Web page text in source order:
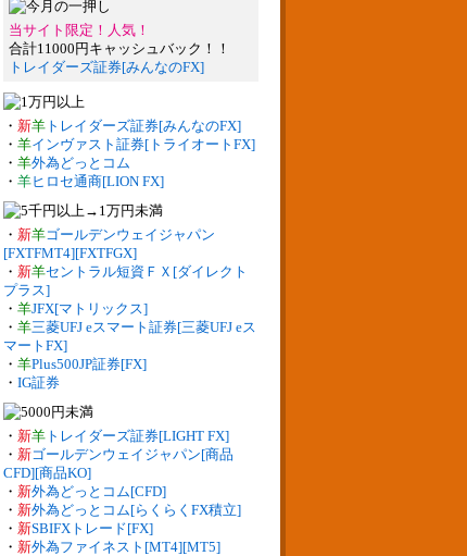
当サイト限定！人気！
合計11000円キャッシュバック！！
トレイダーズ証券[みんなのFX]
・ 新羊 トレイダーズ証券[みんなのFX]
・ 羊インヴァスト証券[トライオートFX]
・ 羊外為どっとコム
・ 羊ヒロセ通商[LION FX]
・ 新羊ゴールデンウェイジャパン
[FXTFMT4][FXTFGX]
・ 新羊セントラル短資ＦＸ[ダイレクト
プラス]
・ 羊JFX[マトリックス]
・ 羊三菱UFJ eスマート証券[三菱UFJ eス
マートFX]
・ 羊Plus500JP証券[FX]
・ IG証券
・ 新羊 トレイダーズ証券[LIGHT FX]
・ 新ゴールデンウェイジャパン[商品
CFD][商品KO]
・ 新外為どっとコム[CFD]
・ 新外為どっとコム[らくらくFX積立]
・ 新SBIFXトレード[FX]
・ 新外為ファイネスト[MT4][MT5]